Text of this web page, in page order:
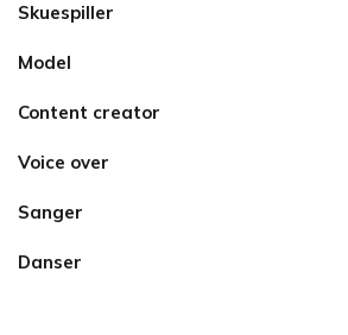
Skuespiller
Model
Content creator
Voice over
Sanger
Danser